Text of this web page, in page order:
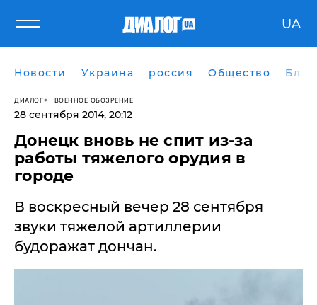
UA
Новости Украина россия Общество
ДИАЛОГ ВОЕННОЕ ОБОЗРЕНИЕ
28 сентября 2014, 20:12
Донецк вновь не спит из-за
работы тяжелого орудия в
городе
В воскресный вечер 28 сентября
звуки тяжелой артиллерии
будоражат дончан.